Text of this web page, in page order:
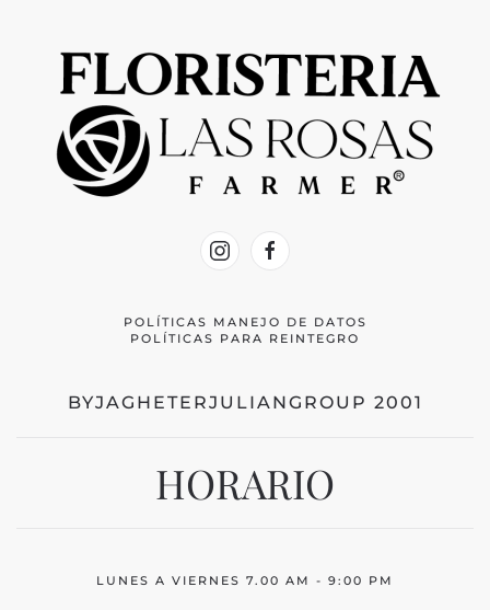
POLÍTICAS MANEJO DE DATOS
POLÍTICAS PARA REINTEGRO
BYJAGHETERJULIANGROUP 2001
HORARIO
LUNES A VIERNES 7.00 AM - 9:00 PM